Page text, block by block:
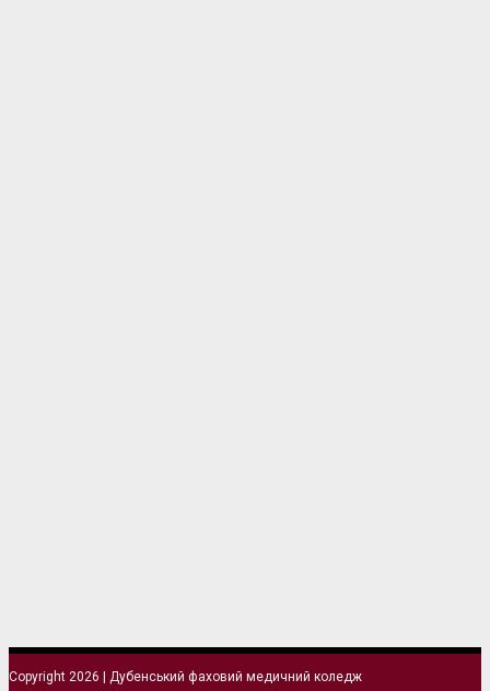
Copyright 2026 | Дубенський фаховий медичний коледж